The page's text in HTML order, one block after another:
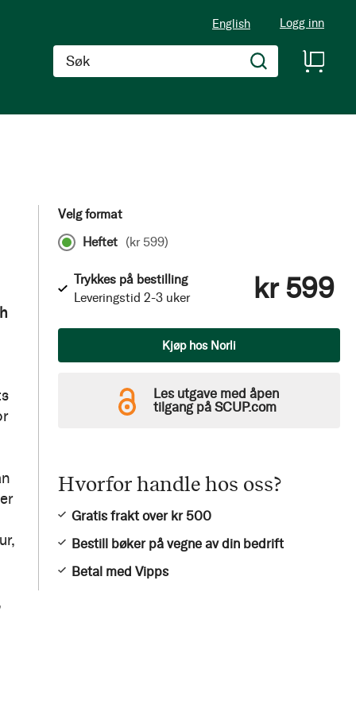
English Logg inn
Søk
Velg format
Heftet (kr 599)
Trykkes på bestilling
Leveringstid 2-3 uker
kr 599
Kjøp hos Norli
Les utgave med åpen
tilgang på SCUP.com
Hvorfor handle hos oss?
Gratis frakt over kr 500
Bestill bøker på vegne av din bedrift
Betal med Vipps